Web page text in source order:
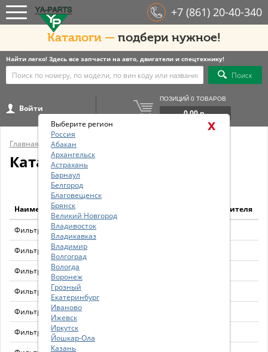
+7 (861) 20-40-340
Каталоги — подбери нужное!
Найти легко! Здесь все запчасти на авто, двигатели и спецтехнику!
Поиск
Войти
ПОЗИЦИЙ 0 ТОВАРОВ
0.00 р.
Главная Бренды
Каталог FLEETGUARD
Наименование Код производителя
Фильтр воздушный (комплект)
Фильтр воздушный
Фильтр воздушный
Фильтр воздушный
Фильтр воздушный
Фильтр воздушный
x
Выберите регион
Россия
Абакан
Архангельск
Астрахань
Барнаул
Белгород
Благовещенск
Брянск
Великий Новгород
Владивосток
Владикавказ
Владимир
Волгоград
Вологда
Воронеж
Грозный
Екатеринбург
Иваново
Ижевск
Иркутск
Йошкар-Ола
Казань